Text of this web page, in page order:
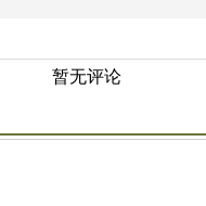
暂无评论